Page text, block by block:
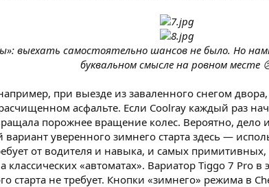
выехать самостоятельно шансов не было. Но
буквальном смысле на ровном месте
при выезде из заваленного снегом
асфальте. Если Coolray каждый раз
порожнее вращение колес. Вероятно,
уверенного зимнего старта здесь —
от водителя и навыка, и самых
классических «автоматах». Вариатор Tiggo 7 Pro
не требует. Кнопки «зимнего» режима в